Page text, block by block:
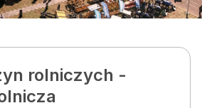
rolniczych -